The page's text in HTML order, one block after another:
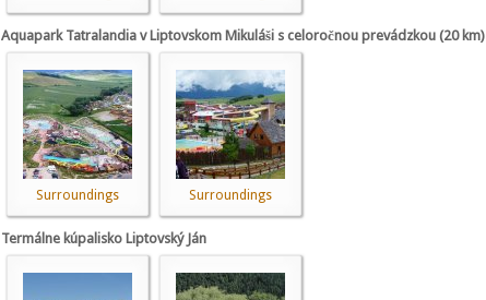
Aquapark Tatralandia v Liptovskom Mikuláši s celoročnou prevádzkou (20 km)
Surroundings Surroundings
Termálne kúpalisko Liptovský Ján